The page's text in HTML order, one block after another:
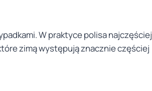
W praktyce polisa najczęściej
zimą występują znacznie częściej